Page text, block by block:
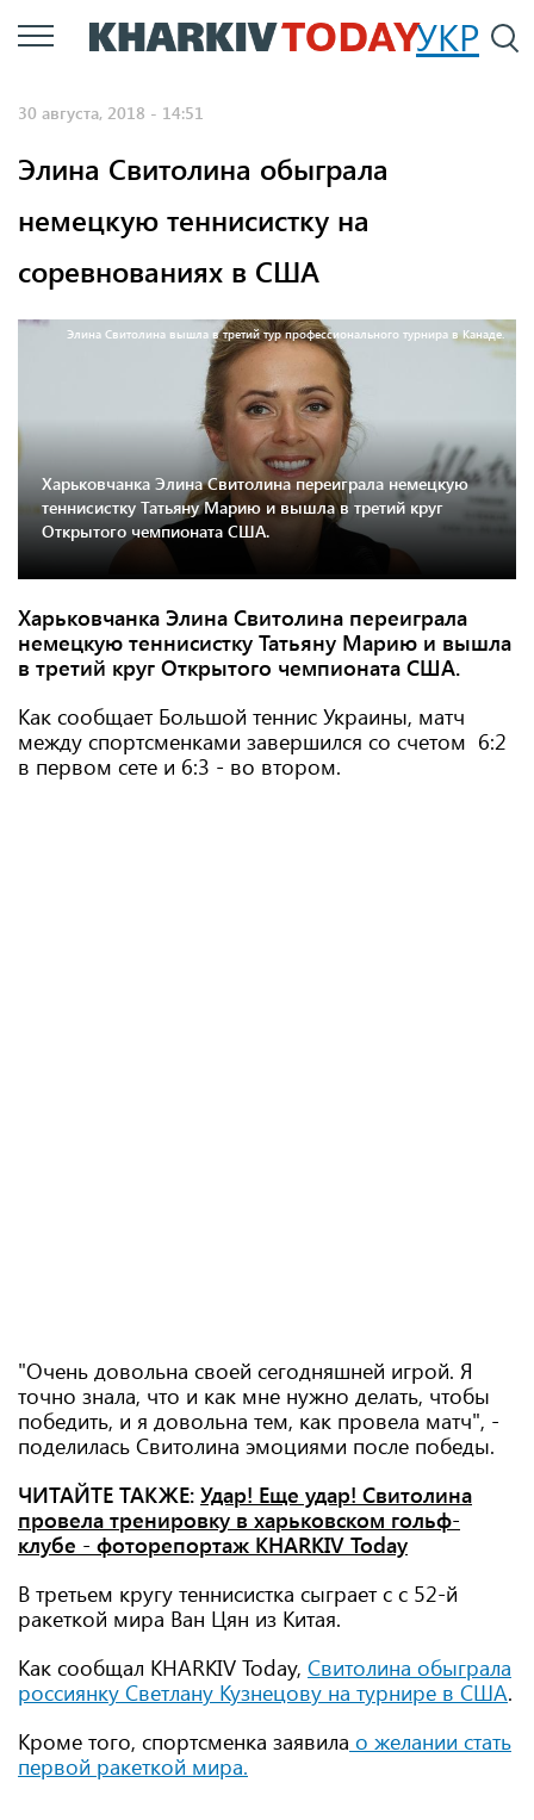
Перейти
к
УКР
30 августа, 2018 - 14:51
Элина Свитолина обыграла
немецкую теннисистку на
соревнованиях в США
Элина Свитолина вышла в третий тур профессионального турнира в Канаде.
Харьковчанка Элина Свитолина переиграла немецкую
теннисистку Татьяну Марию и вышла в третий круг
Открытого чемпионата США.
Харьковчанка Элина Свитолина переиграла
немецкую теннисистку Татьяну Марию и вышла
в третий круг Открытого чемпионата США.
Как сообщает Большой теннис Украины, матч
между спортсменками завершился со счетом 6:2
в первом сете и 6:3 - во втором.
"Очень довольна своей сегодняшней игрой. Я
точно знала, что и как мне нужно делать, чтобы
победить, и я довольна тем, как провела матч", -
поделилась Свитолина эмоциями после победы.
ЧИТАЙТЕ ТАКЖЕ: Удар! Еще удар! Свитолина
провела тренировку в харьковском гольф-
клубе - фоторепортаж KHARKIV Today
В третьем кругу теннисистка сыграет с с 52-й
ракеткой мира Ван Цян из Китая.
Как сообщал KHARKIV Today, Свитолина обыграла
россиянку Светлану Кузнецову на турнире в США.
Кроме того, спортсменка заявила о желании стать
первой ракеткой мира.